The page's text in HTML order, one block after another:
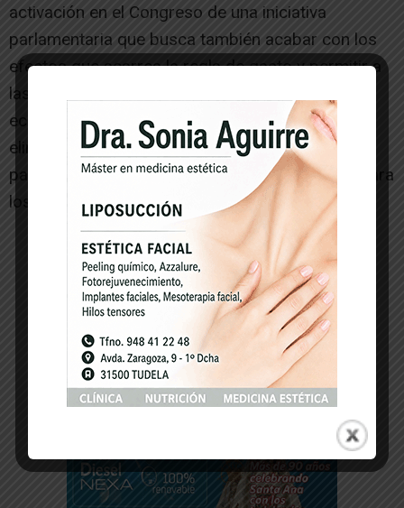
activación en el Congreso de una iniciativa
parlamentaria que busca también acabar con los
efectos que acarrea la regla de gasto y permitir a
las administraciones públicas “abordar la crisis
económica y social a la que nos enfrentamos,
eliminando toda traba o condición previa tanto
para la posibilidad del uso del superávit como para
los destinos a los que se pueda aplicar”.
-- Publicidad --